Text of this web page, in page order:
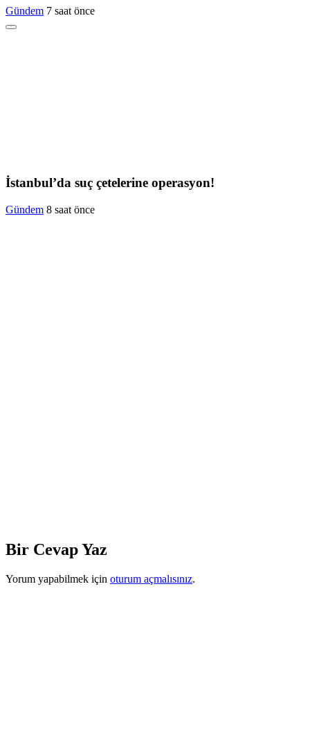
Gündem 7 saat önce
İstanbul’da suç çetelerine operasyon!
Gündem 8 saat önce
Bir Cevap Yaz
Yorum yapabilmek için oturum açmalısınız.